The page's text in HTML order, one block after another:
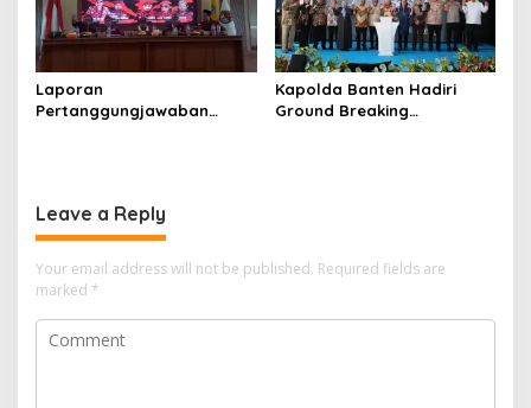
Laporan
Pertanggungjawaban
Kapolda Banten Hadiri
Ground Breaking
Leave a Reply
Your email address will not be published. Required fields are
marked *